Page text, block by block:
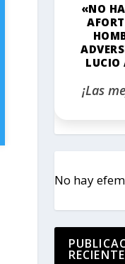
«NO
LUCIO
¡Las
No hay